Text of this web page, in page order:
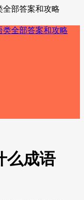
全部答案和攻略
么成语